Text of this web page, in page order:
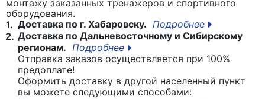
монтажу заказанных тренажеров и спортивного
оборудования.
1. Доставка по г. Хабаровску. Подробнее
2. Доставка по Дальневосточному и Сибирскому
регионам. Подробнее
Отправка заказов осуществляется при 100%
предоплате!
Оформить доставку в другой населенный пункт
вы можете следующими способами: